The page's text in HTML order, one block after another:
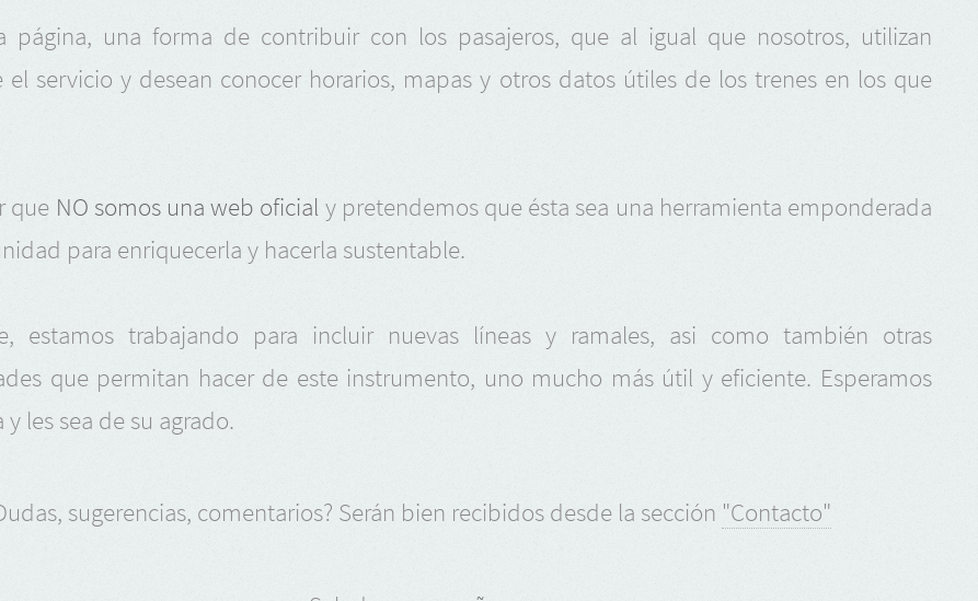
página, una forma de contribuir con los pasajeros, que al igual que nosotros, utilizan
el servicio y desean conocer horarios, mapas y otros datos útiles de los trenes en los que
que NO somos una web oficial y pretendemos que ésta sea una herramienta emponderada
para enriquecerla y hacerla sustentable.
estamos trabajando para incluir nuevas líneas y ramales, asi como también otras
que permitan hacer de este instrumento, uno mucho más útil y eficiente. Esperamos
y les sea de su agrado.
sugerencias, comentarios? Serán bien recibidos desde la sección "Contacto"